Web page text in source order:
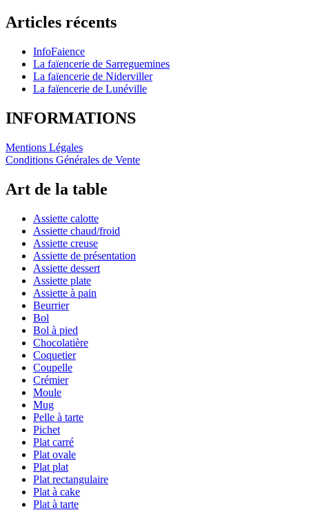
Articles récents
InfoFaience
La faïencerie de Sarreguemines
La faïencerie de Niderviller
La faïencerie de Lunéville
INFORMATIONS
Mentions Légales
Conditions Générales de Vente
Art de la table
Assiette calotte
Assiette chaud/froid
Assiette creuse
Assiette de présentation
Assiette dessert
Assiette plate
Assiette à pain
Beurrier
Bol
Bol à pied
Chocolatière
Coquetier
Coupelle
Crémier
Moule
Mug
Pelle à tarte
Pichet
Plat carré
Plat ovale
Plat plat
Plat rectangulaire
Plat à cake
Plat à tarte